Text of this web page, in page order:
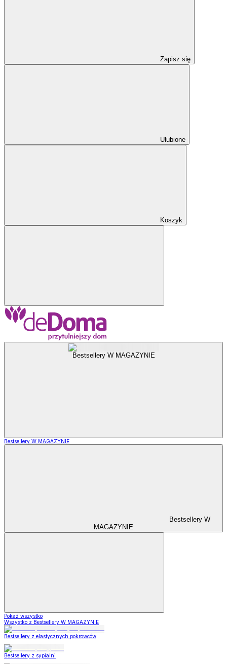
Zapisz się
Ulubione
Koszyk
Bestsellery W MAGAZYNIE
Bestsellery W MAGAZYNIE
Bestsellery W
MAGAZYNIE
Pokaż wszystko
Wszystko z Bestsellery W MAGAZYNIE
Bestsellery z elastycznych pokrowców
Bestsellery z sypialni